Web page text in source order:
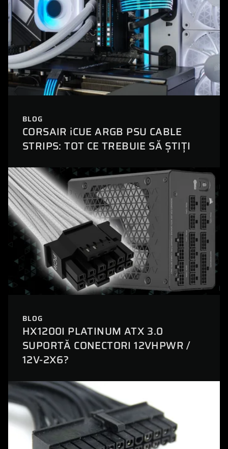
BLOG
CORSAIR iCUE ARGB PSU CABLE
STRIPS: TOT CE TREBUIE SĂ ȘTIȚI
BLOG
HX1200I PLATINUM ATX 3.0
SUPORTĂ CONECTORI 12VHPWR /
12V-2X6?